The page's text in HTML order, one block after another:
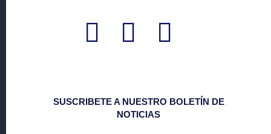
SUSCRIBETE A NUESTRO BOLETÍN DE
NOTICIAS